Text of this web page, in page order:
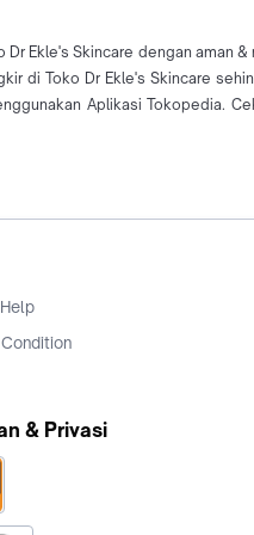
Ekle's Skincare dengan aman
di Toko Dr Ekle's Skincare
Aplikasi Tokopedia.
& Privasi